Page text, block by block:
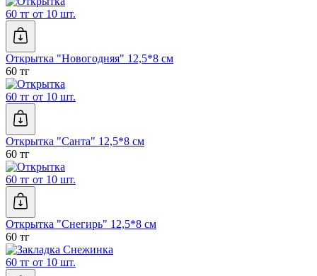
60 тг от 10 шт.
Открытка "Новогодняя" 12,5*8 см
60 тг
60 тг от 10 шт.
Открытка "Санта" 12,5*8 см
60 тг
60 тг от 10 шт.
Открытка "Снегирь" 12,5*8 см
60 тг
60 тг от 10 шт.